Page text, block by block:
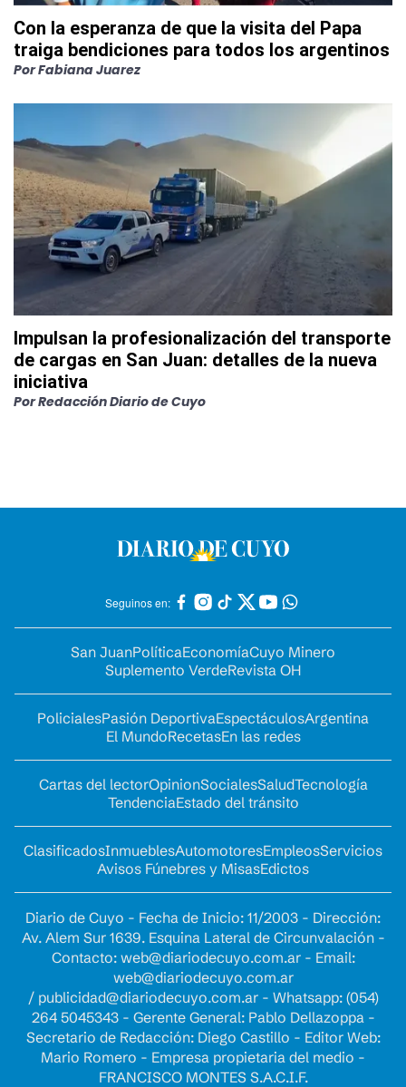
Con la esperanza de que la visita del Papa
traiga bendiciones para todos los argentinos
PorFabiana Juarez
Impulsan la profesionalización del transporte
de cargas en San Juan: detalles de la nueva
iniciativa
PorRedacción Diario de Cuyo
Seguinos en:
San JuanPolíticaEconomíaCuyo Minero
Suplemento VerdeRevista OH
PolicialesPasión DeportivaEspectáculosArgentina
El MundoRecetasEn las redes
Cartas del lectorOpinionSocialesSaludTecnología
TendenciaEstado del tránsito
ClasificadosInmueblesAutomotoresEmpleosServicios
Avisos Fúnebres y MisasEdictos
Diario de Cuyo - Fecha de Inicio: 11/2003 - Dirección:
Av. Alem Sur 1639. Esquina Lateral de Circunvalación -
Contacto: web@diariodecuyo.com.ar- Email:
web@diariodecuyo.com.ar
/ publicidad@diariodecuyo.com.ar- Whatsapp: (054)
264 5045343 - Gerente General: Pablo Dellazoppa -
Secretario de Redacción: Diego Castillo - Editor Web:
Mario Romero - Empresa propietaria del medio -
FRANCISCO MONTES S.A.C.I.F.